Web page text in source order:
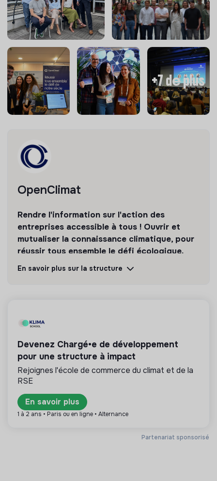
+7 de plus
OpenClimat
Rendre l'information sur l'action des
entreprises accessible à tous ! Ouvrir et
mutualiser la connaissance climatique, pour
réussir tous ensemble le défi écologique.
Découvrir Suivre
des produits ou proposer des services éco-
responsables alignés avec les besoins de la
transformation écologique et solidaire.
Plus d'informations
EcoTech
En savoir plus sur la structure
Partenariat sponsorisé
Devenez Chargé•e de développement
pour une structure à impact
Rejoignes l'école de commerce du climat et de la
RSE
En savoir plus
1 à 2 ans • Paris ou en ligne • Alternance